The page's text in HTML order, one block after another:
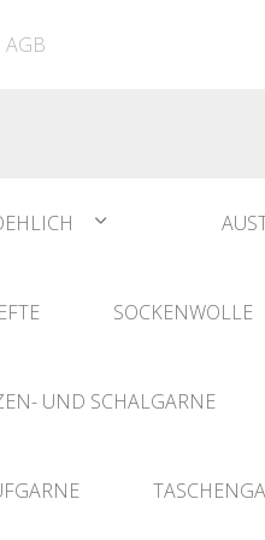
AGB
SOCKENWOLLE
UND SCHALGARNE